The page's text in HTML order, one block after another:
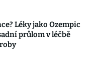
Léky jako Ozempic
průlom v léčbě